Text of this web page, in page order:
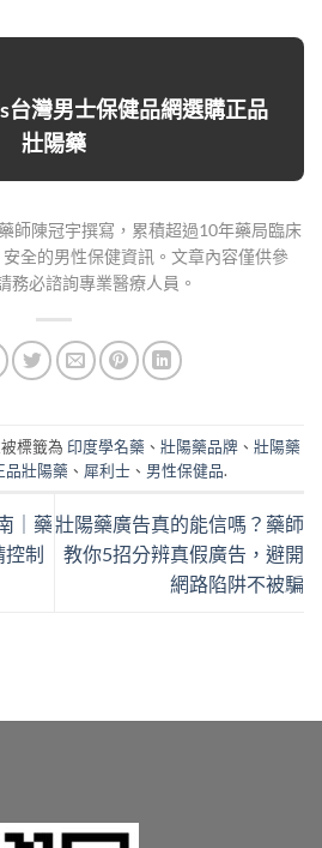
台灣男士保健品網選購正品
壯陽藥
師陳冠宇撰寫，累積超過10年藥局臨床
全的男性保健資訊。文章內容僅供參
務必諮詢專業醫療人員。
標籤為 印度學名藥 、 壯陽藥品牌 、 壯陽藥
品壯陽藥 、 犀利士、 男性保健品.
｜藥
控制
壯陽藥廣告真的能信嗎？藥師
教你5招分辨真假廣告，避開
網路陷阱不被騙